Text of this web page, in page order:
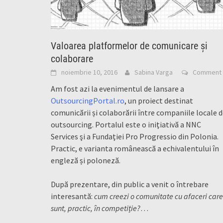
Valoarea platformelor de comunicare și
colaborare
noiembrie 10, 2016 Sabina Varga Comment
Am fost azi la evenimentul de lansare a
OutsourcingPortal.ro, un proiect destinat
comunicării și colaborării între companiile locale
outsourcing. Portalul este o iniţiativă a NNC
Services şi a Fundaţiei Pro Progressio din Polonia.
Practic, e varianta românească a echivalentului în
engleză și poloneză.
După prezentare, din public a venit o întrebare
interesantă: cum creezi o comunitate cu afaceri care
sunt, practic, în competiție?…